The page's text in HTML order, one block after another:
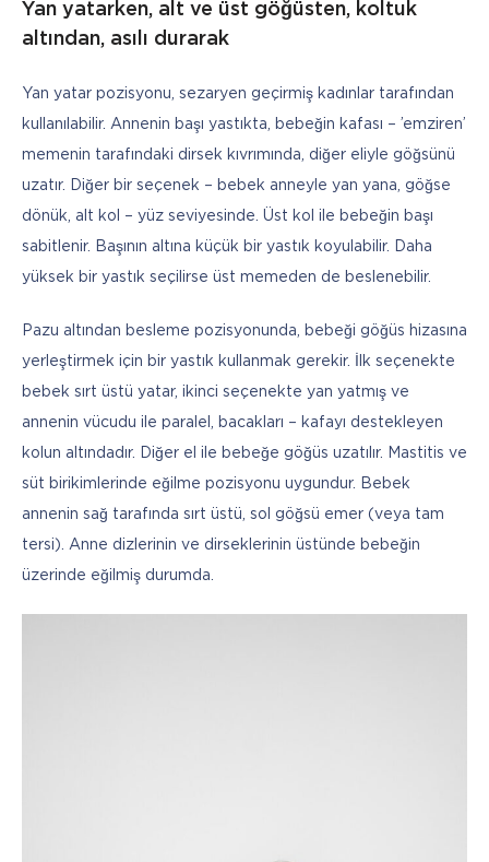
Yan yatarken, alt ve üst göğüsten, koltuk
altından, asılı durarak
Yan yatar pozisyonu, sezaryen geçirmiş kadınlar tarafından
kullanılabilir. Annenin başı yastıkta, bebeğin kafası – ’emziren’
memenin tarafındaki dirsek kıvrımında, diğer eliyle göğsünü
uzatır. Diğer bir seçenek – bebek anneyle yan yana, göğse
dönük, alt kol – yüz seviyesinde. Üst kol ile bebeğin başı
sabitlenir. Başının altına küçük bir yastık koyulabilir. Daha
yüksek bir yastık seçilirse üst memeden de beslenebilir.
Pazu altından besleme pozisyonunda, bebeği göğüs hizasına
yerleştirmek için bir yastık kullanmak gerekir. İlk seçenekte
bebek sırt üstü yatar, ikinci seçenekte yan yatmış ve
annenin vücudu ile paralel, bacakları – kafayı destekleyen
kolun altındadır. Diğer el ile bebeğe göğüs uzatılır. Mastitis ve
süt birikimlerinde eğilme pozisyonu uygundur. Bebek
annenin sağ tarafında sırt üstü, sol göğsü emer (veya tam
tersi). Anne dizlerinin ve dirseklerinin üstünde bebeğin
üzerinde eğilmiş durumda.